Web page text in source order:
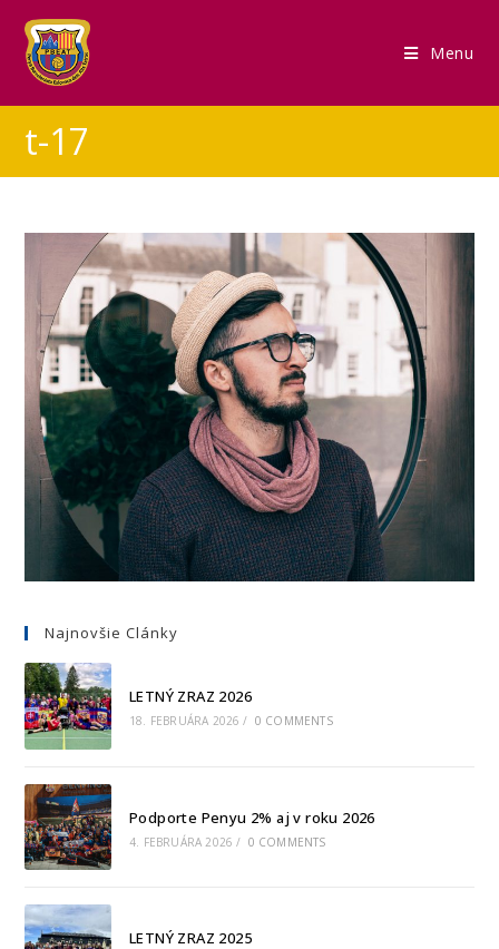
Menu
t-17
Najnovšie Clánky
LETNÝ ZRAZ 2026
18. FEBRUÁRA 2026 / 0 COMMENTS
Podporte Penyu 2% aj v roku 2026
4. FEBRUÁRA 2026 / 0 COMMENTS
LETNÝ ZRAZ 2025